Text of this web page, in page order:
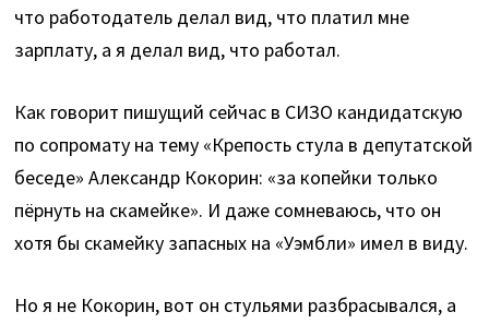
что работодатель делал вид, что платил мне
зарплату, а я делал вид, что работал.
Как говорит пишущий сейчас в СИЗО кандидатскую
по сопромату на тему «Крепость стула в депутатской
беседе» Александр Кокорин: «за копейки только
пёрнуть на скамейке». И даже сомневаюсь, что он
хотя бы скамейку запасных на «Уэмбли» имел в виду.
Но я не Кокорин, вот он стульями разбрасывался, а